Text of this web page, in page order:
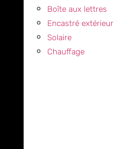
Boîte aux lettres
Encastré extérieur
Solaire
Chauffage